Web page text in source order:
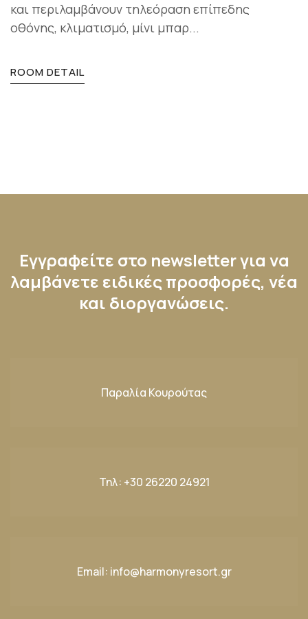
και περιλαμβάνουν τηλεόραση επίπεδης
οθόνης, κλιματισμό, μίνι μπαρ...
ROOM DETAIL
Εγγραφείτε στο newsletter για να
λαμβάνετε ειδικές προσφορές, νέα
και διοργανώσεις.
Παραλία Κουρούτας
Τηλ: +30 26220 24921
Email: info@harmonyresort.gr